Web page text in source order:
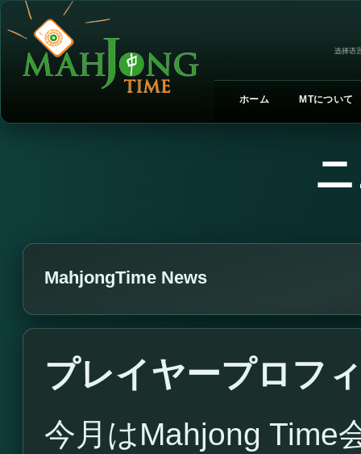
选择语
ホーム MTについて
MahjongTime News
プレイヤープロフ
今月はMahjong Time